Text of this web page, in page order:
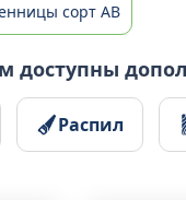
сорт AB
доступны
Распил